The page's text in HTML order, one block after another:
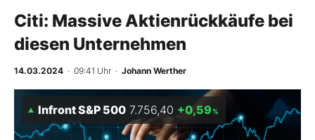
Anlageprodukte
Finanz-Check
BO-Musterdepots
Citi: Massive Aktienrückkäufe bei
diesen Unternehmen
14.03.2024 · 09:41 Uhr · Johann Werther
Infront S&P 500 7.756,40 +0,59 %